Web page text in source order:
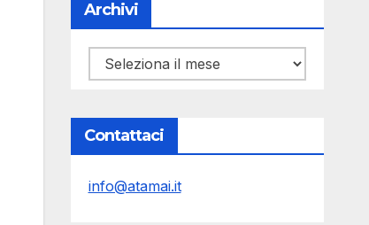
Archivi
Archivi
Contattaci
info@atamai.it